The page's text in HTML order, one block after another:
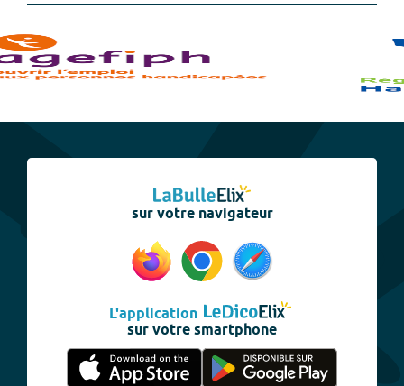
sur votre navigateur
L'application
sur votre smartphone